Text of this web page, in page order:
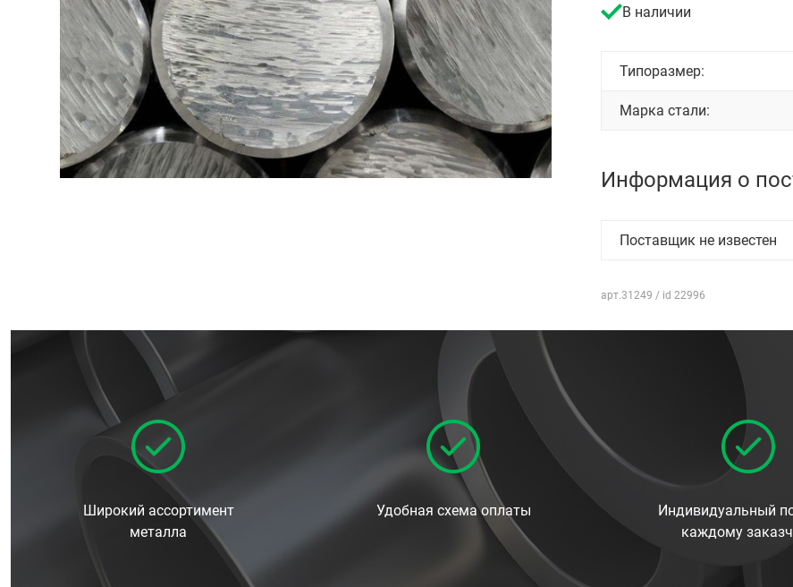
В наличии
Типоразмер:
Марка стали:
Информация о
Поставщик не известен
арт.31249 / id 22996
Широкий ассортимент
металла
Удобная схема оплаты
Индивидуальный
каждому